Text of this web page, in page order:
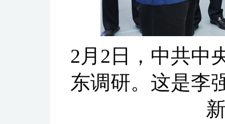
2月2日，中共中
东调研。这是李